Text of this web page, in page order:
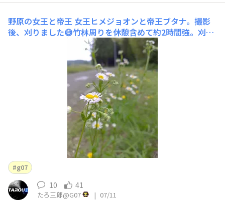
野原の女王と帝王 女王ヒメジョオンと帝王ブタナ。撮影
後、刈りました😅竹林周りを休憩含めて約2時間強。刈払
機キャブ交換後は燃費が劇的に良くなり、燃料が満タン
(0.6l)で余るようになりました。お陰でガス欠を言い訳
に、作業をやめることが出来ない😭💦。暑さでヘロヘロ
g07
10 41
たろ三郎@G07 | 07/11